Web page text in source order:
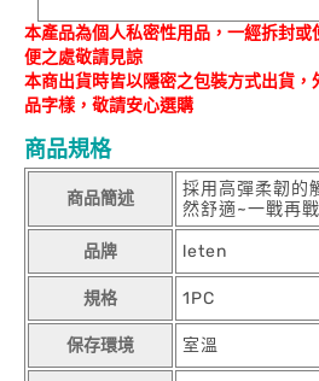
本產品為個人私密性用品，一經拆封
便之處敬請見諒
本商出貨時皆以隱密之包裝方式出貨
品字樣，敬請安心選購
商品規格
商品簡述
採用高彈柔韌的
然舒適~一戰再戰
品牌 leten
規格 1PC
保存環境 室溫